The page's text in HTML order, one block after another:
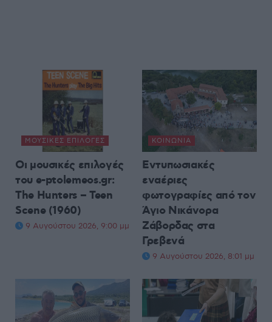
ΜΟΥΣΙΚΈΣ ΕΠΙΛΟΓΈΣ
Οι μουσικές επιλογές
του e-ptolemeos.gr:
The Hunters – Teen
Scene (1960)
9 Αυγούστου 2026, 9:00 μμ
ΚΟΙΝΩΝΊΑ
Εντυπωσιακές
εναέριες
φωτογραφίες από τον
Άγιο Νικάνορα
Ζάβορδας στα
Γρεβενά
9 Αυγούστου 2026, 8:01 μμ